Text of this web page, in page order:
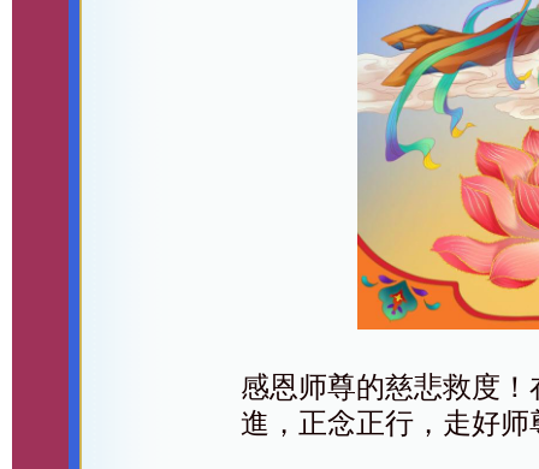
感恩师尊的慈悲救度
進，正念正行，走好